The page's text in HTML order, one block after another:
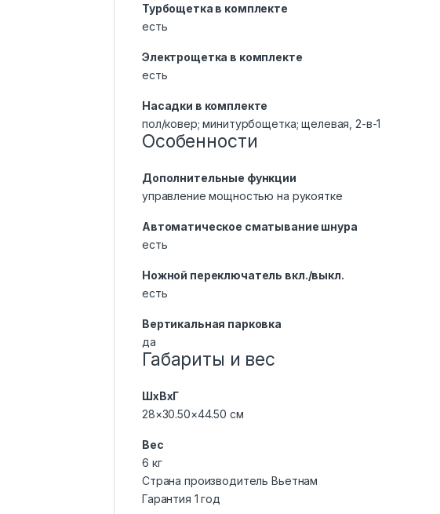
Турбощетка в комплекте
есть
Электрощетка в комплекте
есть
Насадки в комплекте
пол/ковер; минитурбощетка; щелевая, 2-в-1
Особенности
Дополнительные функции
управление мощностью на рукоятке
Автоматическое сматывание шнура
есть
Ножной переключатель вкл./выкл.
есть
Вертикальная парковка
да
Габариты и вес
ШхВхГ
28×30.50×44.50 см
Вес
6 кг
Страна производитель Вьетнам
Гарантия 1 год